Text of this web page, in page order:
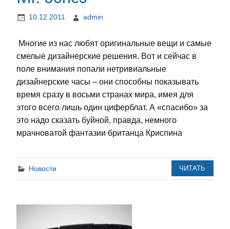
10.12.2011 admin
Многие из нас любят оригинальные вещи и самые
смелые дизайнерские решения. Вот и сейчас в
поле внимания попали нетривиальные
дизайнерские часы – они способны показывать
время сразу в восьми странах мира, имея для
этого всего лишь один циферблат. А «спасибо» за
это надо сказать буйной, правда, немного
мрачноватой фантазии британца Криспина
Новости ЧИТАТЬ